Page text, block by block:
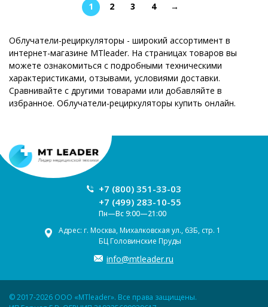
1 2 3 4 →
Облучатели-рециркуляторы - широкий ассортимент в
интернет-магазине MTleader. На страницах товаров вы
можете ознакомиться с подробными техническими
характеристиками, отзывами, условиями доставки.
Сравнивайте с другими товарами или добавляйте в
избранное. Облучатели-рециркуляторы купить онлайн.
+7 (800) 351-33-03
+7 (499) 283-10-55
Пн—Вс 9:00—21:00
Адрес: г. Москва, Михалковская ул., 63Б, стр. 1
БЦ Головинские Пруды
info@mtleader.ru
© 2017-2026 ООО «MTleader». Все права защищены.